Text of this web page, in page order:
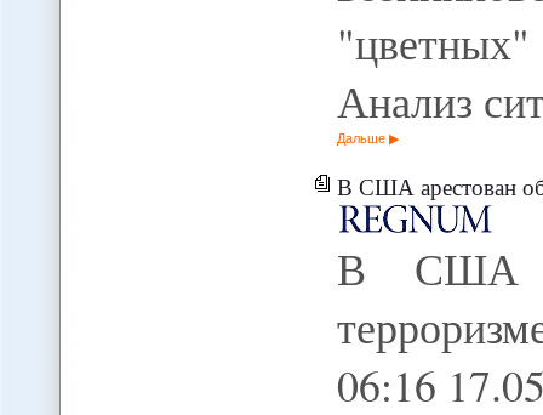
Анализ
Дальше
В США арестован обвиняемый в
В США
06:16